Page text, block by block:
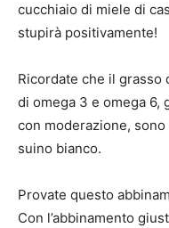
cucchiaio di miele di
stupirà positivamente!
Ricordate che il grasso
di omega 3 e omega 6,
con moderazione,
suino bianco.
Provate questo
Con l’abbinamento